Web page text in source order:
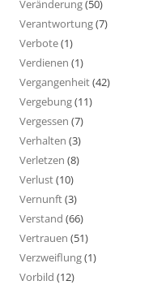
Veränderung(50)
Verantwortung(7)
Verbote(1)
Verdienen (1)
Vergangenheit(42)
Vergebung(11)
Vergessen (7)
Verhalten (3)
Verletzen (8)
Verlust(10)
Vernunft(3)
Verstand (66)
Vertrauen (51)
Verzweiflung(1)
Vorbild (12)